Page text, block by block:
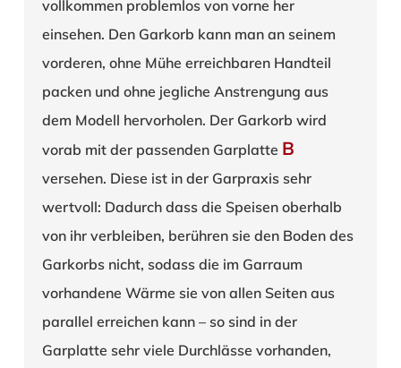
vollkommen problemlos von vorne her
einsehen. Den Garkorb kann man an seinem
vorderen, ohne Mühe erreichbaren Handteil
packen und ohne jegliche Anstrengung aus
dem Modell hervorholen. Der Garkorb wird
vorab mit der passenden Garplatte B
versehen. Diese ist in der Garpraxis sehr
wertvoll: Dadurch dass die Speisen oberhalb
von ihr verbleiben, berühren sie den Boden des
Garkorbs nicht, sodass die im Garraum
vorhandene Wärme sie von allen Seiten aus
parallel erreichen kann – so sind in der
Garplatte sehr viele Durchlässe vorhanden,